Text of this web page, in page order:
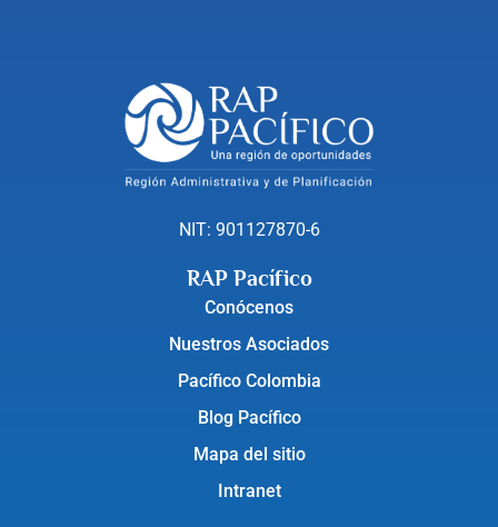
NIT: 901127870-6
RAP Pacífico
Conócenos
Nuestros Asociados
Pacífico Colombia
Blog Pacífico
Mapa del sitio
Intranet